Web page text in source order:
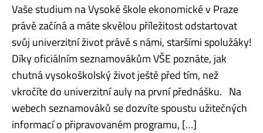
Vaše studium na Vysoké škole ekonomické v Praze
právě začíná a máte skvělou příležitost odstartovat
svůj univerzitní život právě s námi, staršími spolužáky!
Díky oficiálním seznamovákům VŠE poznáte, jak
chutná vysokoškolský život ještě před tím, než
vkročíte do univerzitní auly na první přednášku. Na
webech seznamováků se dozvíte spoustu užitečných
informací o připravovaném programu, […]